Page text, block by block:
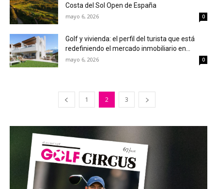
Costa del Sol Open de España
mayo 6, 2026 0
Golf y vivienda: el perfil del turista que está
redefiniendo el mercado inmobiliario en...
mayo 6, 2026 0
1 2 3